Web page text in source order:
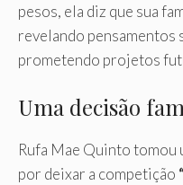
pesos, ela diz que sua
revelando pensamentos
prometendo projetos
Uma decisão
Rufa Mae Quinto tomou
por deixar a competição